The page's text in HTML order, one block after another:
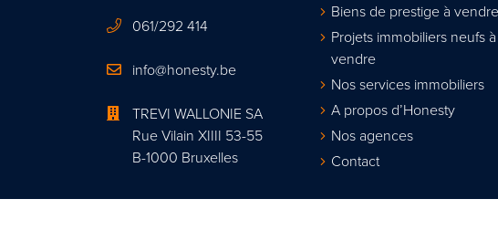
061/292 414
info@honesty.be
TREVI WALLONIE SA
Rue Vilain XIIII 53-55
B-1000 Bruxelles
Biens de prestige à vendre
Projets immobiliers neufs à
vendre
Nos services immobiliers
A propos d’Honesty
Nos agences
Contact